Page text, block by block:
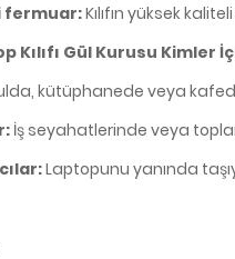
fermuar:Kılıfın yüksek
Kılıfı Gül Kurusu Kimler
kütüphanede veya
İş seyahatlerinde veya
Laptopunu yanında